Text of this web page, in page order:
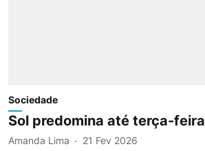
Sociedade
Sol predomina até terça-feira
Amanda Lima 21 Fev 2026